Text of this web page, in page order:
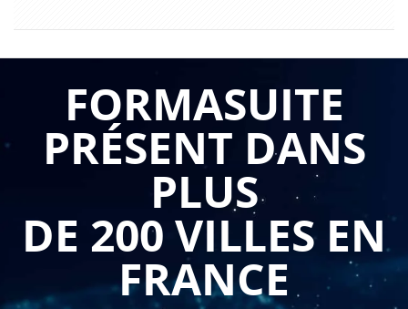
FORMASUITE
PRÉSENT DANS
PLUS
DE 200 VILLES EN
FRANCE